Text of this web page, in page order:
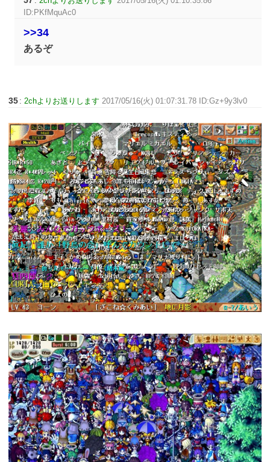
ID:PKfMquAc0
>>34
あるぞ
35 : 2chよりお送りします 2017/05/16(火) 01:07:31.78 ID:Gz+9y3lv0